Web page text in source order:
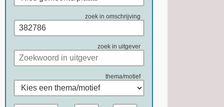
zoek in omschrijving
zoek in uitgever
thema/motief